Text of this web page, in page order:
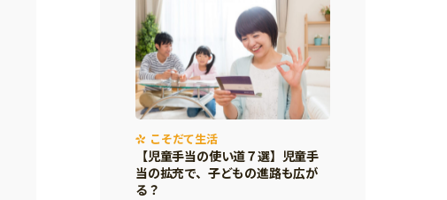
こそだて生活
【児童手当の使い道７選】児童手
当の拡充で、子どもの進路も広が
る？